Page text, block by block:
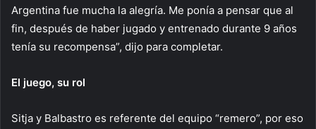
Argentina fue mucha la alegría. Me ponía a pensar que al
fin, después de haber jugado y entrenado durante 9 años
tenía su recompensa”, dijo para completar.
El juego, su rol
Sitja y Balbastro es referente del equipo “remero”, por eso